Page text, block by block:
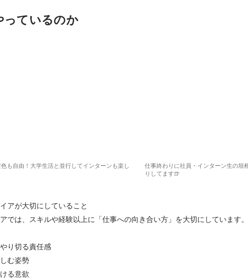
っているのか
も自由！大学生活と並行してインターンも楽し
仕事終わりに社員・インターン生の垣
りしてます🍺
アが大切にしていること
では、スキルや経験以上に「仕事への向き合い方」を大切にしています。
り切る責任感
む姿勢
る意欲